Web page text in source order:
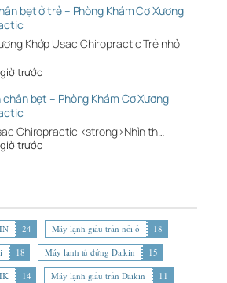
bẹt ở trẻ – Phòng Khám Cơ Xương
Khớp Usac Chiropractic Trẻ nhỏ
trước
bẹt – Phòng Khám Cơ Xương
Chiropractic <strong>Nhìn th…
trước
24 Máy lạnh giấu trần nối ố
18
18 Máy lạnh tủ đứng Daikin
15
14 Máy lạnh giấu trần Daikin
11